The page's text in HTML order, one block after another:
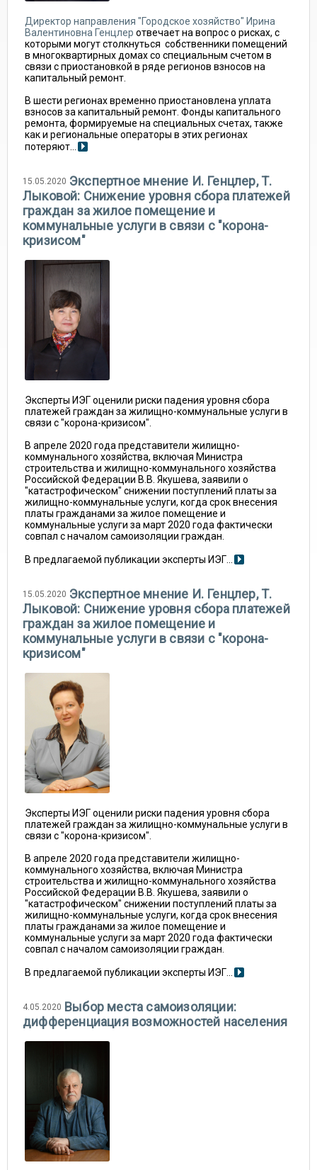
Директор направления "Городское хозяйство" Ирина
Валентиновна Генцлер отвечает на вопрос о рисках, с
которыми могут столкнуться собственники помещений
в многоквартирных домах со специальным счетом в
связи с приостановкой в ряде регионов взносов на
капитальный ремонт.
В шести регионах временно приостановлена уплата
взносов за капитальный ремонт. Фонды капитального
ремонта, формируемые на специальных счетах, также
как и региональные операторы в этих регионах
потеряют...
15.05.2020 Экспертное мнение И. Генцлер, Т.
Лыковой: Снижение уровня сбора платежей
граждан за жилое помещение и
коммунальные услуги в связи с "корона-
кризисом"
Эксперты ИЭГ оценили риски падения уровня сбора
платежей граждан за жилищно-коммунальные услуги в
связи с "корона-кризисом".
В апреле 2020 года представители жилищно-
коммунального хозяйства, включая Министра
строительства и жилищно-коммунального хозяйства
Российской Федерации В.В. Якушева, заявили о
"катастрофическом" снижении поступлений платы за
жилищно-коммунальные услуги, когда срок внесения
платы гражданами за жилое помещение и
коммунальные услуги за март 2020 года фактически
совпал с началом самоизоляции граждан.
В предлагаемой публикации эксперты ИЭГ...
15.05.2020 Экспертное мнение И. Генцлер, Т.
Лыковой: Снижение уровня сбора платежей
граждан за жилое помещение и
коммунальные услуги в связи с "корона-
кризисом"
Эксперты ИЭГ оценили риски падения уровня сбора
платежей граждан за жилищно-коммунальные услуги в
связи с "корона-кризисом".
В апреле 2020 года представители жилищно-
коммунального хозяйства, включая Министра
строительства и жилищно-коммунального хозяйства
Российской Федерации В.В. Якушева, заявили о
"катастрофическом" снижении поступлений платы за
жилищно-коммунальные услуги, когда срок внесения
платы гражданами за жилое помещение и
коммунальные услуги за март 2020 года фактически
совпал с началом самоизоляции граждан.
В предлагаемой публикации эксперты ИЭГ...
4.05.2020 Выбор места самоизоляции:
дифференциация возможностей населения